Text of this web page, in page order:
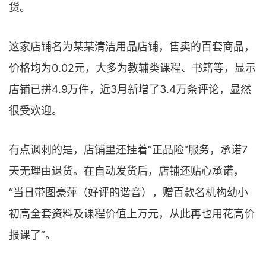
货。
这家店铺名为某某清洁用品店铺，售卖的百套商品，
价格均为0.02元，大多为教辅类课程、书籍等，显示
店铺已拼4.9万件，近3月新增了3.4万条评论，显然
很受欢迎。
有点讽刺的是，店铺里还挂着“正品险”服务，承诺7
天无理由退货。在自动发货后，店铺还贴心承诺，
“当日带图豪萍（好评的谐音），赠百款名机构幼小
初高全套资料及课程价值上万元，从此再也用花高价
报课了”。